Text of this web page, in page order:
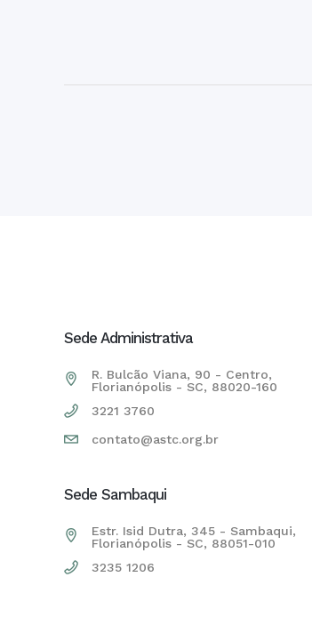
Sede Administrativa
R. Bulcão Viana, 90 - Centro,
Florianópolis - SC, 88020-160
3221 3760
contato@astc.org.br
Sede Sambaqui
Estr. Isid Dutra, 345 - Sambaqui,
Florianópolis - SC, 88051-010
3235 1206